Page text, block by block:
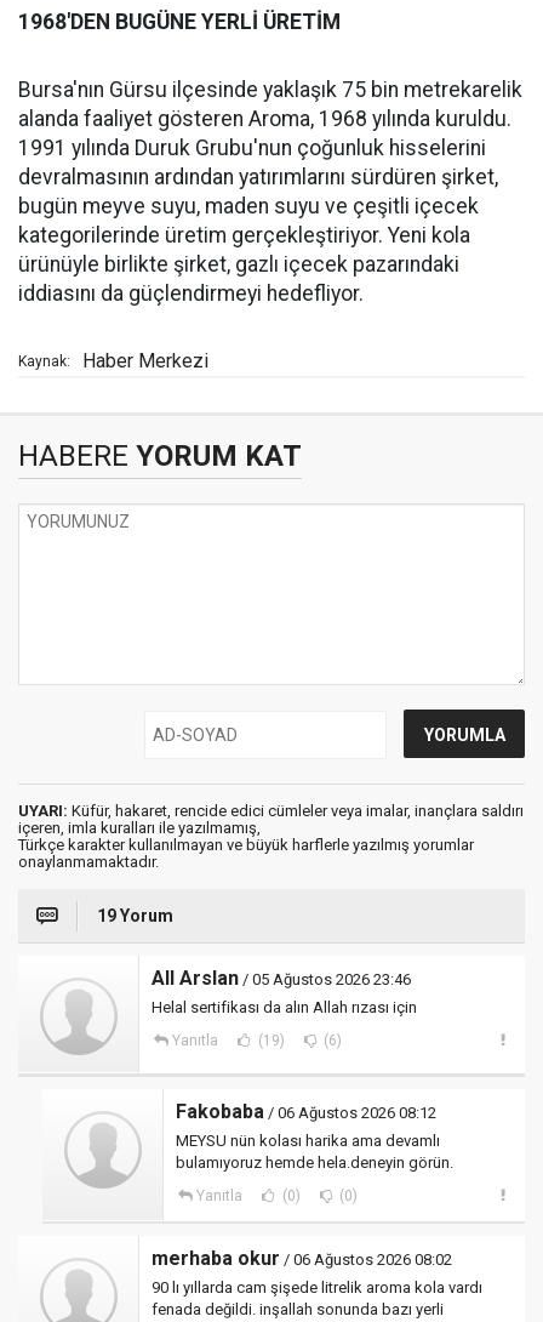
1968'DEN BUGÜNE YERLİ ÜRETİM
Bursa'nın Gürsu ilçesinde yaklaşık 75 bin metrekarelik
alanda faaliyet gösteren Aroma, 1968 yılında kuruldu.
1991 yılında Duruk Grubu'nun çoğunluk hisselerini
devralmasının ardından yatırımlarını sürdüren şirket,
bugün meyve suyu, maden suyu ve çeşitli içecek
kategorilerinde üretim gerçekleştiriyor. Yeni kola
ürünüyle birlikte şirket, gazlı içecek pazarındaki
iddiasını da güçlendirmeyi hedefliyor.
Kaynak: Haber Merkezi
HABERE YORUM KAT
UYARI: Küfür, hakaret, rencide edici cümleler veya imalar, inançlara saldırı
içeren, imla kuralları ile yazılmamış,
Türkçe karakter kullanılmayan ve büyük harflerle yazılmış yorumlar
onaylanmamaktadır.
19 Yorum
All Arslan / 05 Ağustos 2026 23:46
Helal sertifikası da alın Allah rızası için
Yanıtla (19) (6)
Fakobaba / 06 Ağustos 2026 08:12
MEYSU nün kolası harika ama devamlı
bulamıyoruz hemde hela.deneyin görün.
Yanıtla (0) (0)
merhaba okur / 06 Ağustos 2026 08:02
90 lı yıllarda cam şişede litrelik aroma kola vardı
fenada değildi. inşallah sonunda bazı yerli